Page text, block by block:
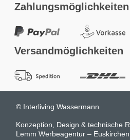
Zahlungsmöglichkeiten
Versandmöglichkeiten
© Interliving Wassermann
Konzeption, Design & technische
Lemm Werbeagentur – Euskirchen